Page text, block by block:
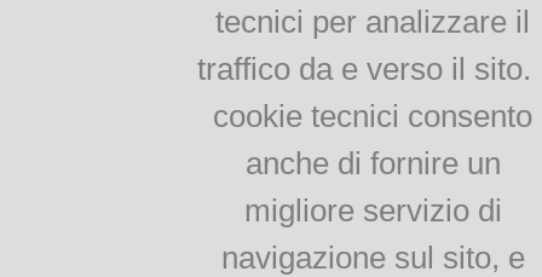
Tempo di guerra, tempo
tecnici per analizzare il
traffico da e verso il sito.
cookie tecnici consento
anche di fornire un
migliore servizio di
navigazione sul sito, e